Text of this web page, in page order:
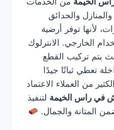
والحدائق
لأنها توفر أرضية
الخارجي. الانترلوك
يتم تركيب القطع
تعطي ثباتًا جيدًا
من العملاء الاعتماد
في راس الخيمة لتنفيذ
المتانة والجمال.